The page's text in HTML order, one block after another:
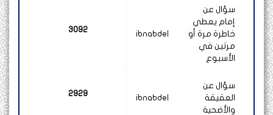
سؤال عن
إمام يعطي
خاطرة مرة أو
مرتين في
الأسبوع
ibnabdel
3092
سؤال عن
العقيقة
والأضحية
ibnabdel
2929